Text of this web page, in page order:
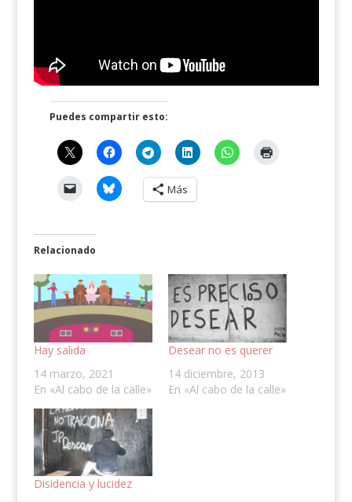
Puedes compartir esto:
Más
Relacionado
Hay salida
14 marzo, 2021
En «Al cabo de la calle»
Desear no es querer
14 diciembre, 2013
En «Al cabo de la calle»
Disidencia y lucidez